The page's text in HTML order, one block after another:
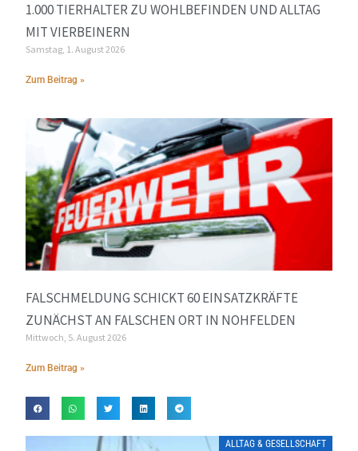
1.000 TIERHALTER ZU WOHLBEFINDEN UND ALLTAG
MIT VIERBEINERN
Samstag, 1. August 2026
Zum Beitrag »
FALSCHMELDUNG SCHICKT 60 EINSATZKRÄFTE
ZUNÄCHST AN FALSCHEN ORT IN NOHFELDEN
Mittwoch, 5. August 2026
Zum Beitrag »
ALLTAG & GESELLSCHAFT